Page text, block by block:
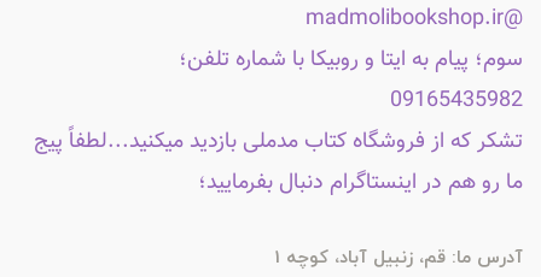
@madmolibookshop.ir
سوم؛ پیام به ایتا و روبیکا با شماره تلفن؛
09165435982
تشکر که از فروشگاه کتاب مدملی بازدید میکنید...لطفاً پیج
ما رو هم در اینستاگرام دنبال بفرمایید؛
آدرس ما: قم، زنبیل آباد، کوچه 1